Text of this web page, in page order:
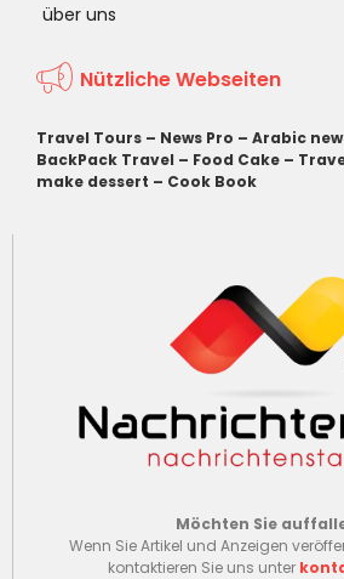
über uns
Nützliche Webseiten
Travel Tours – News Pro – Arabic
BackPack Travel – Food Cake –
make dessert – Cook Book
Möchten Sie
Wenn Sie Artikel und Anzeigen
kontaktieren Sie uns unter